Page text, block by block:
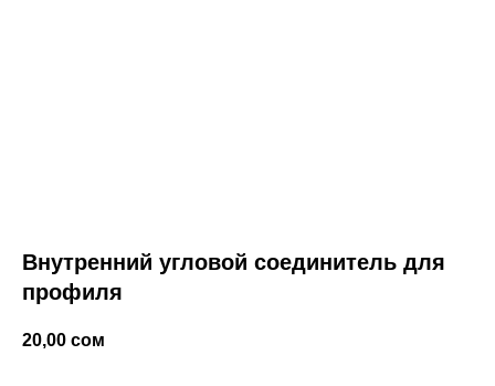
Внутренний угловой соединитель для
профиля
20,00 сом